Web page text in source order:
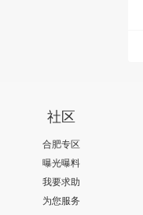
社区
合肥专区
曝光曝料
我要求助
为您服务